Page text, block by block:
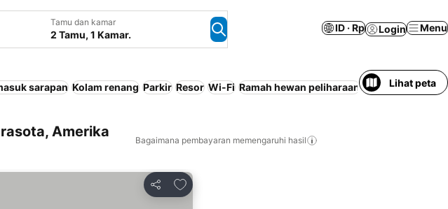
Tamu dan kamar
2 Tamu, 1 Kamar.
ID · Rp Login Menu
sarapan Kolam renang Parkir Resor Wi-Fi Ramah hewan peliharaan AC Bebas biaya
Lihat peta
Amerika
Bagaimana pembayaran memengaruhi hasil
Bagikan
Tambahkan ke favorit